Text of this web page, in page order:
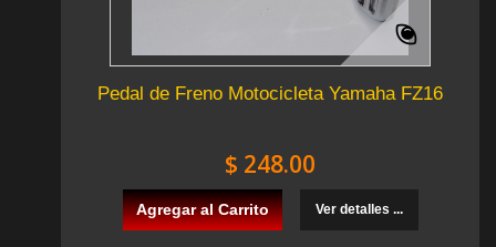
Pedal de Freno Motocicleta Yamaha FZ16
$ 248.00
Agregar al Carrito Ver detalles ...